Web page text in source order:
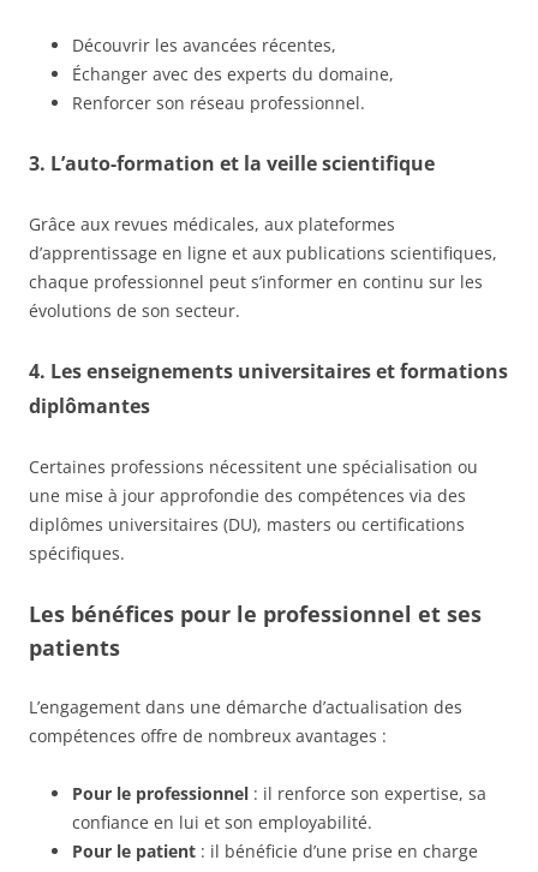
Découvrir les avancées récentes,
Échanger avec des experts du domaine,
Renforcer son réseau professionnel.
3. L’auto-formation et la veille scientifique
Grâce aux revues médicales, aux plateformes
d’apprentissage en ligne et aux publications scientifiques,
chaque professionnel peut s’informer en continu sur les
évolutions de son secteur.
4. Les enseignements universitaires et formations
diplômantes
Certaines professions nécessitent une spécialisation ou
une mise à jour approfondie des compétences via des
diplômes universitaires (DU), masters ou certifications
spécifiques.
Les bénéfices pour le professionnel et ses
patients
L’engagement dans une démarche d’actualisation des
compétences offre de nombreux avantages :
Pour le professionnel : il renforce son expertise, sa
confiance en lui et son employabilité.
Pour le patient : il bénéficie d’une prise en charge